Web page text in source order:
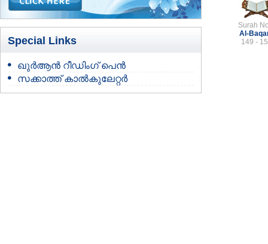
Special Links
ഖുർആൻ റീഡിംഗ് പെൻ
സക്കാത്ത് കാൽകുലേറ്റർ
Surah
Al-
149 -